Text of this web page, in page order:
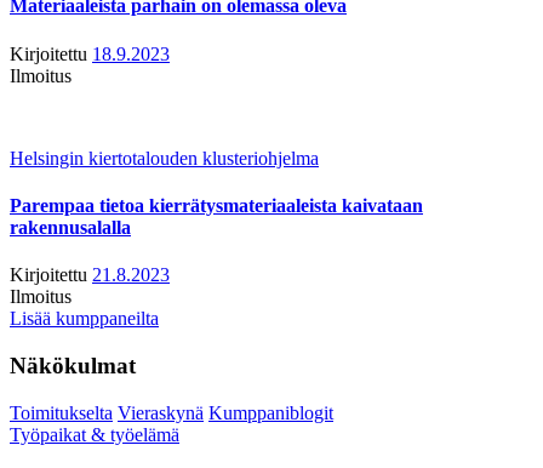
Materiaaleista parhain on olemassa oleva
Kirjoitettu 18.9.2023
Ilmoitus
Helsingin kiertotalouden klusteriohjelma
Parempaa tietoa kierrätysmateriaaleista kaivataan
rakennusalalla
Kirjoitettu 21.8.2023
Ilmoitus
Lisää kumppaneilta
Näkökulmat
Toimitukselta Vieraskynä Kumppaniblogit
Työpaikat & työelämä